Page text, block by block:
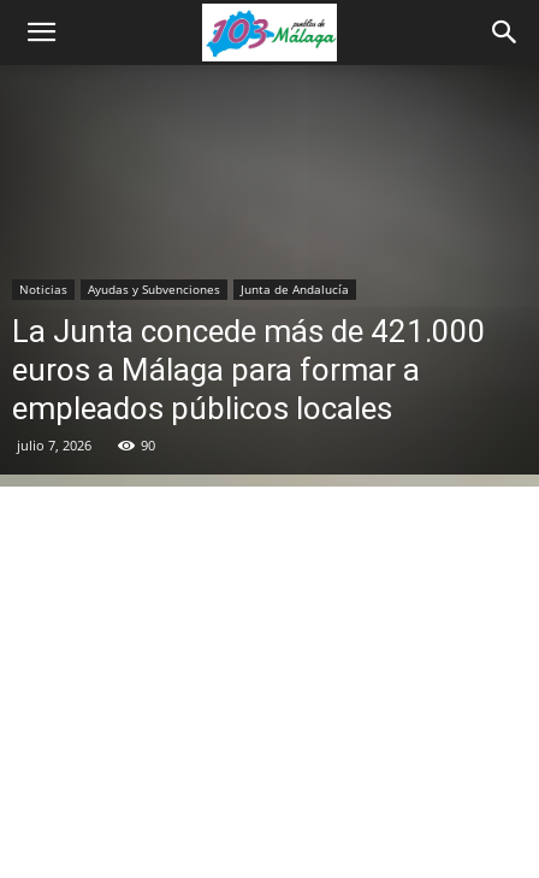
Noticias Ayudas y Subvenciones Junta de Andalucía
La Junta concede más de 421.000
euros a Málaga para formar a
empleados públicos locales
julio 7, 2026 90